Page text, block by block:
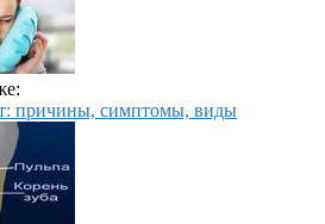
причины, симптомы, виды